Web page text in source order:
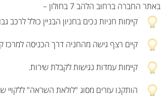
באתר החברה ברחוב הלהב 7 בחולון –
קיימות חניות נכים בחניון הבניין כולל לרכב
קיים רצף גישה מהחניה דרך הכניסה למרכז
קיימות עמדות נגישות לקבלת שירות.
הותקנו עזרים מסוג "לולאת השראה" ללקויי